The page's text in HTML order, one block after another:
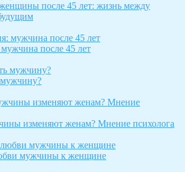
после 45 лет: жизнь между
после 45 лет
изменяют женам? Мнение психолога
мужчины к женщине